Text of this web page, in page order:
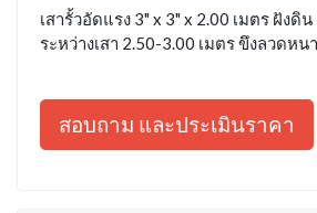
เสารั้วอัดแรง 3" x 3" x 2.00 เมตร ฝังดิ
ระหว่างเสา 2.50-3.00 เมตร ขึงลวดหน
สอบถาม และประเมินราคา